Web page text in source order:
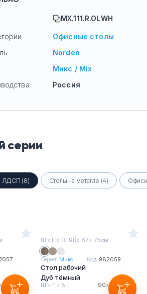
MX.111.R.OLWH
Офисные столы
Norden
Микс / Mix
Россия
серии
ЛДСП (8) Столы на металле (4)
67х75см
Ш х Г х В : 90х 67х 75см
Серия: Микс ... Код: 982059
Стол рабочий
Дуб тёмный
Ш х Г х В : 90х67х75см